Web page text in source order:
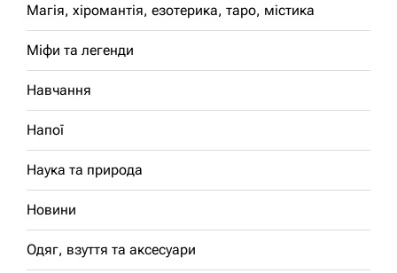
Магія, хіромантія, езотерика, таро, містика
Міфи та легенди
Навчання
Напої
Наука та природа
Новини
Одяг, взуття та аксесуари